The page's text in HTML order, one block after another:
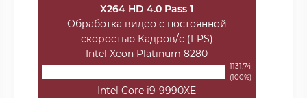
X264 HD 4.0 Pass 1
Обработка видео с постоянной
скоростью Кадров/с (FPS)
Intel Xeon Platinum 8280
1131.74
(100%)
Intel Core i9-9990XE